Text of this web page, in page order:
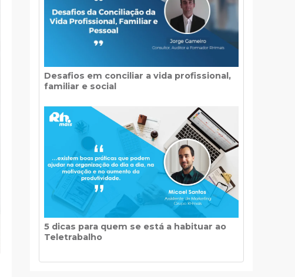
Desafios em conciliar a vida profissional,
familiar e social
5 dicas para quem se está a habituar ao
Teletrabalho